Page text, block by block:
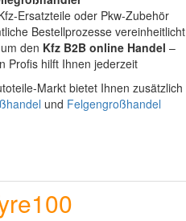
Ersatzteile oder Pkw-Zubehör
Bestellprozesse vereinheitlicht
den Kfz B2B online Handel –
Profis hilft Ihnen jederzeit
Markt bietet Ihnen zusätzlich
und Felgengroßhandel